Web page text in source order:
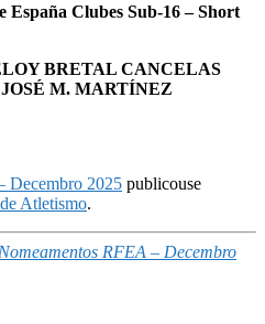
España Clubes Sub-16 – Short
BRETAL CANCELAS
JOSÉ M. MARTÍNEZ
Decembro 2025 publicouse
Atletismo.
Nomeamentos RFEA – Decembro